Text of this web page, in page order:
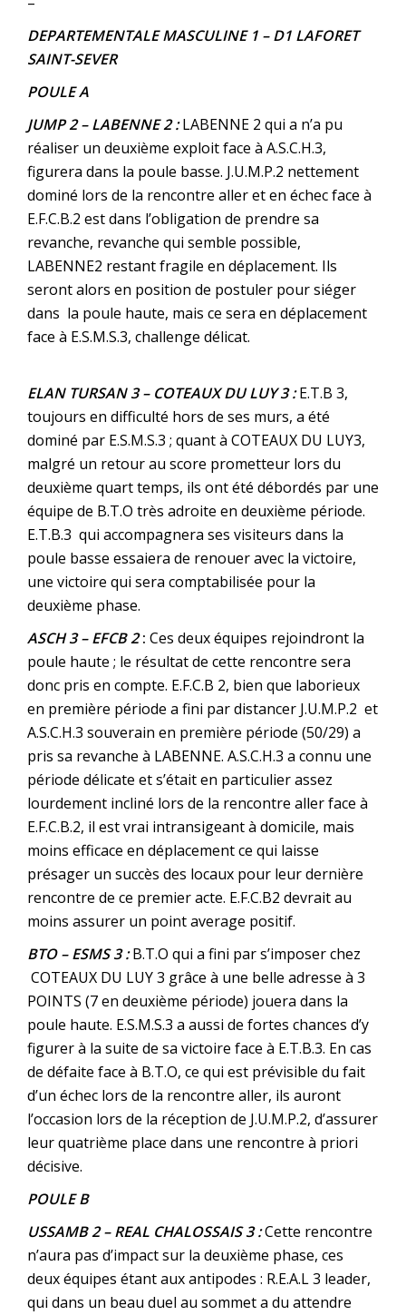
DEPARTEMENTALE MASCULINE 1 – D1 LAFORET
SAINT-SEVER
POULE A
JUMP 2 – LABENNE 2 : LABENNE 2 qui a n’a pu
réaliser un deuxième exploit face à A.S.C.H.3,
figurera dans la poule basse. J.U.M.P.2 nettement
dominé lors de la rencontre aller et en échec face à
E.F.C.B.2 est dans l’obligation de prendre sa
revanche, revanche qui semble possible,
LABENNE2 restant fragile en déplacement. Ils
seront alors en position de postuler pour siéger
dans la poule haute, mais ce sera en déplacement
face à E.S.M.S.3, challenge délicat.
ELAN TURSAN 3 – COTEAUX DU LUY 3 :E.T.B 3,
toujours en difficulté hors de ses murs, a été
dominé par E.S.M.S.3 ; quant à COTEAUX DU LUY3,
malgré un retour au score prometteur lors du
deuxième quart temps, ils ont été débordés par une
équipe de B.T.O très adroite en deuxième période.
E.T.B.3 qui accompagnera ses visiteurs dans la
poule basse essaiera de renouer avec la victoire,
une victoire qui sera comptabilisée pour la
deuxième phase.
ASCH 3 – EFCB 2: Ces deux équipes rejoindront la
poule haute ; le résultat de cette rencontre sera
donc pris en compte. E.F.C.B 2, bien que laborieux
en première période a fini par distancer J.U.M.P.2 et
A.S.C.H.3 souverain en première période (50/29) a
pris sa revanche à LABENNE. A.S.C.H.3 a connu une
période délicate et s’était en particulier assez
lourdement incliné lors de la rencontre aller face à
E.F.C.B.2, il est vrai intransigeant à domicile, mais
moins efficace en déplacement ce qui laisse
présager un succès des locaux pour leur dernière
rencontre de ce premier acte. E.F.C.B2 devrait au
moins assurer un point average positif.
BTO – ESMS 3 :B.T.O qui a fini par s’imposer chez
COTEAUX DU LUY 3 grâce à une belle adresse à 3
POINTS (7 en deuxième période) jouera dans la
poule haute. E.S.M.S.3 a aussi de fortes chances d’y
figurer à la suite de sa victoire face à E.T.B.3. En cas
de défaite face à B.T.O, ce qui est prévisible du fait
d’un échec lors de la rencontre aller, ils auront
l’occasion lors de la réception de J.U.M.P.2, d’assurer
leur quatrième place dans une rencontre à priori
décisive.
POULE B
USSAMB 2 – REAL CHALOSSAIS 3 :Cette rencontre
n’aura pas d’impact sur la deuxième phase, ces
deux équipes étant aux antipodes : R.E.A.L 3 leader,
qui dans un beau duel au sommet a du attendre